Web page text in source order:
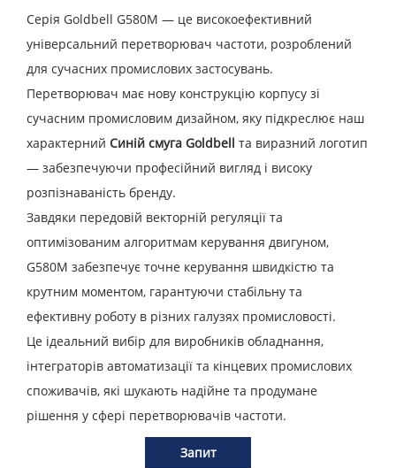
Серія Goldbell G580M — це високоефективний
універсальний перетворювач частоти, розроблений
для сучасних промислових застосувань.
Перетворювач має нову конструкцію корпусу зі
сучасним промисловим дизайном, яку підкреслює наш
характерний Синій смуга Goldbell та виразний логотип
— забезпечуючи професійний вигляд і високу
розпізнаваність бренду.
Завдяки передовій векторній регуляції та
оптимізованим алгоритмам керування двигуном,
G580M забезпечує точне керування швидкістю та
крутним моментом, гарантуючи стабільну та
ефективну роботу в різних галузях промисловості.
Це ідеальний вибір для виробників обладнання,
інтеграторів автоматизації та кінцевих промислових
споживачів, які шукають надійне та продумане
рішення у сфері перетворювачів частоти.
Запит